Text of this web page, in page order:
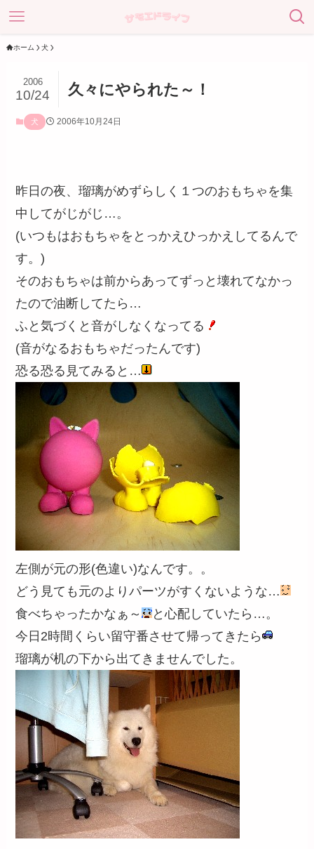
ホーム 犬
久々にやられた～！
2006
10/24
犬 2006年10月24日
昨日の夜、瑠璃がめずらしく１つのおもちゃを集
中してがじがじ…。
(いつもはおもちゃをとっかえひっかえしてるんで
す。)
そのおもちゃは前からあってずっと壊れてなかっ
たので油断してたら…
ふと気づくと音がしなくなってる
(音がなるおもちゃだったんです)
恐る恐る見てみると…
左側が元の形(色違い)なんです。。
どう見ても元のよりパーツがすくないような…
食べちゃったかなぁ～
と心配していたら…。
今日2時間くらい留守番させて帰ってきたら
瑠璃が机の下から出てきませんでした。